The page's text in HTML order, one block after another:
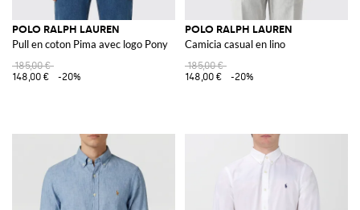
POLO RALPH LAUREN
Pull en coton Pima avec logo Pony
185,00 €
148,00 €
-20%
POLO RALPH LAUREN
Camicia casual en lino
185,00 €
148,00 €
-20%